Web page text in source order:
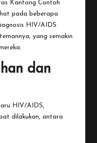
Kantong Contoh
pada beberapa
HIV/AIDS
yang semakin
dan
HIV/AIDS,
dilakukan, antara